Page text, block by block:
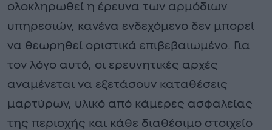
ολοκληρωθεί η έρευνα των αρμόδιων
υπηρεσιών, κανένα ενδεχόμενο δεν μπορεί
να θεωρηθεί οριστικά επιβεβαιωμένο. Για
τον λόγο αυτό, οι ερευνητικές αρχές
αναμένεται να εξετάσουν καταθέσεις
μαρτύρων, υλικό από κάμερες ασφαλείας
της περιοχής και κάθε διαθέσιμο στοιχείο